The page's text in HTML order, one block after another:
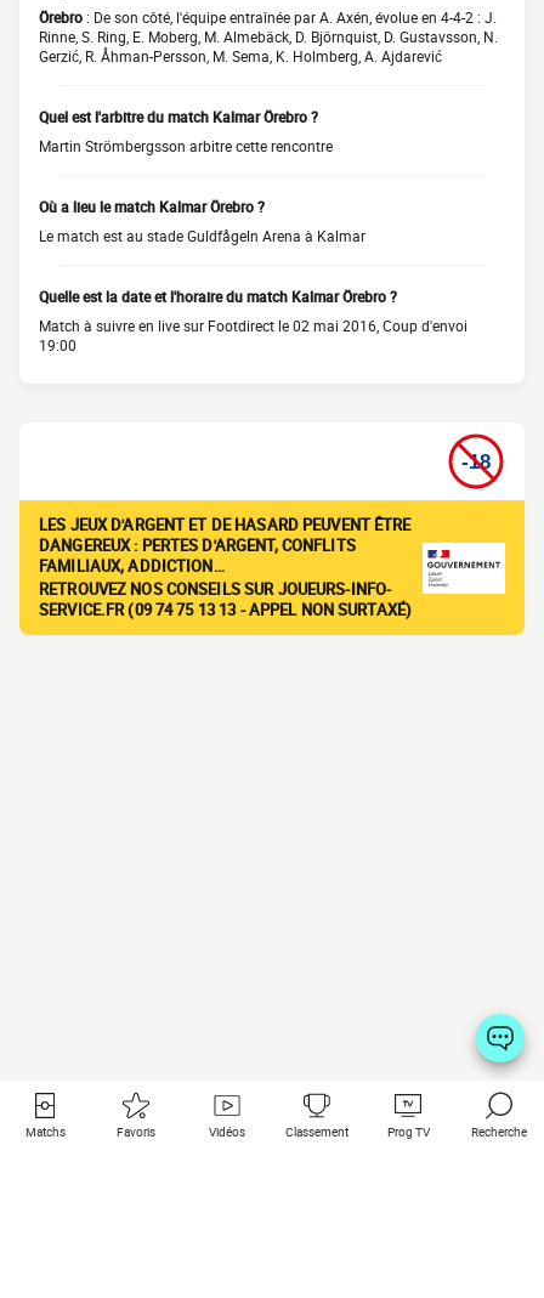
Örebro : De son côté, l'équipe entraînée par A. Axén, évolue en 4-4-2 : J.
Rinne, S. Ring, E. Moberg, M. Almebäck, D. Björnquist, D. Gustavsson, N.
Gerzić, R. Åhman-Persson, M. Sema, K. Holmberg, A. Ajdarević
Quel est l'arbitre du match Kalmar Örebro ?
Martin Strömbergsson arbitre cette rencontre
Où a lieu le match Kalmar Örebro ?
Le match est au stade Guldfågeln Arena à Kalmar
Quelle est la date et l'horaire du match Kalmar Örebro ?
Match à suivre en live sur Footdirect le 02 mai 2016, Coup d'envoi
19:00
LES JEUX D'ARGENT ET DE HASARD PEUVENT ÊTRE
DANGEREUX : PERTES D'ARGENT, CONFLITS
FAMILIAUX, ADDICTION…
RETROUVEZ NOS CONSEILS SUR JOUEURS-INFO-
SERVICE.FR (09 74 75 13 13 - APPEL NON SURTAXÉ)
Matchs Favoris Vidéos Classement Prog TV Recherche